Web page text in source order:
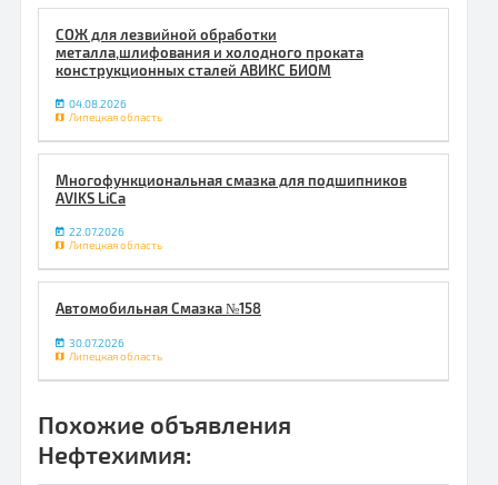
СОЖ для лезвийной обработки
металла,шлифования и холодного проката
конструкционных сталей АВИКС БИОМ
04.08.2026
Липецкая область
Многофункциональная смазка для подшипников
AVIKS LiCa
22.07.2026
Липецкая область
Автомобильная Смазка №158
30.07.2026
Липецкая область
Похожие объявления
Нефтехимия: